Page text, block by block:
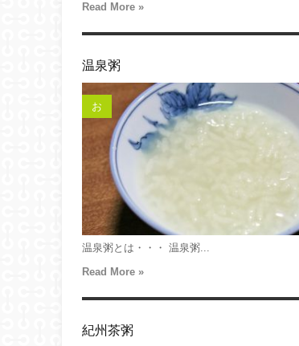
Read More »
温泉粥
お
温泉粥とは・・・ 温泉粥...
Read More »
紀州茶粥